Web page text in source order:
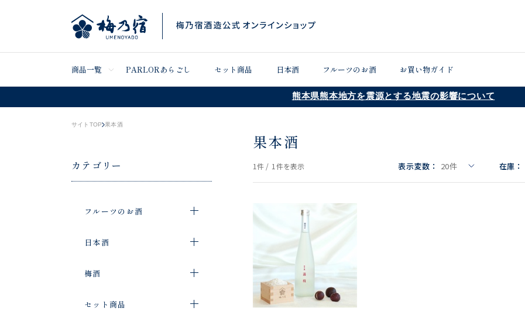
商品一覧 PARLORあらごし セット商品 日本酒 フルーツのお酒 お買い物ガイド
熊本県熊本地方を震源とする地震の影響について
サイトTOP 果本酒
カテゴリー
フルーツのお酒
日本酒
梅酒
セット商品
果本酒
1件 / 1件を表示 表示変数： 20件 在庫：